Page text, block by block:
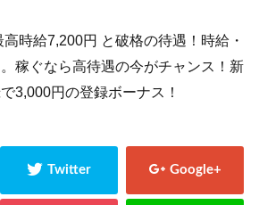
時給7,200円 と破格の待遇！時給・
稼ぐなら高待遇の今がチャンス！新
3,000円の登録ボーナス！